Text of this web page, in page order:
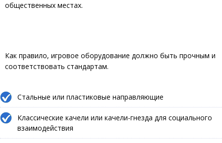
общественных местах.
Как правило, игровое оборудование должно быть прочным и
соответствовать стандартам.
Стальные или пластиковые направляющие
Классические качели или качели-гнезда для социального
взаимодействия